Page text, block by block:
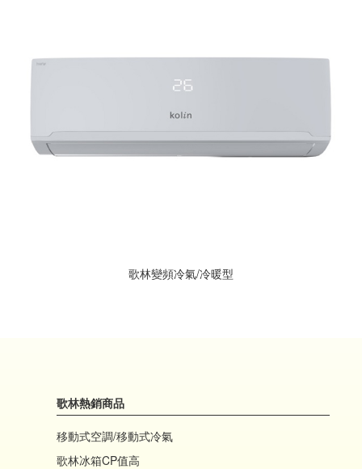
歌林變頻冷氣/冷暖型
歌林熱銷商品
移動式空調/移動式冷氣
歌林冰箱CP值高